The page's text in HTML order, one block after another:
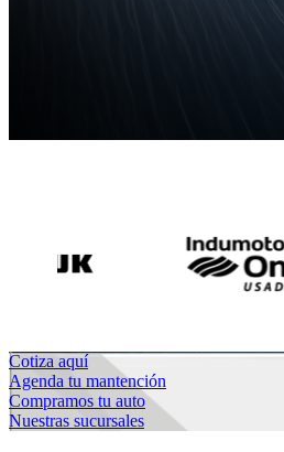
Cotiza aquí
Agenda tu mantención
Compramos tu auto
Nuestras sucursales